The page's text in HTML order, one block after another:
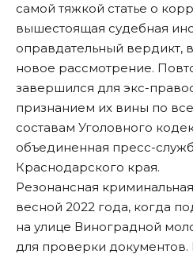
самой тяжкой статье о
вышестоящая судебная
оправдательный вердикт,
новое рассмотрение.
завершился для экс-
признанием их вины по
составам Уголовного
объединенная пресс-
Краснодарского края.
Резонансная
весной 2022 года, когда
на улице Виноградной
для проверки документов.